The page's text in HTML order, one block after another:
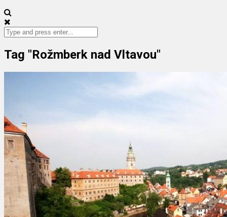
Tag "Rožmberk nad Vltavou"